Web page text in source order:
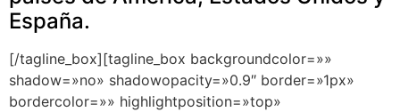
España.
[/tagline_box][tagline_box backgroundcolor=»»
shadow=»no» shadowopacity=»0.9″ border=»1px»
bordercolor=»» highlightposition=»top»